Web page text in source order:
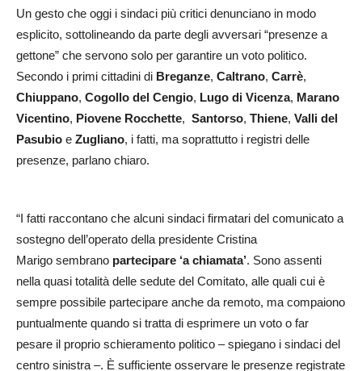
Un gesto che oggi i sindaci più critici denunciano in modo
esplicito, sottolineando da parte degli avversari “presenze a
gettone” che servono solo per garantire un voto politico.
Secondo i primi cittadini di Breganze, Caltrano, Carrè,
Chiuppano, Cogollo del Cengio, Lugo di Vicenza, Marano
Vicentino, Piovene Rocchette, Santorso, Thiene, Valli del
Pasubio e Zugliano, i fatti, ma soprattutto i registri delle
presenze, parlano chiaro.
“I fatti raccontano che alcuni sindaci firmatari del comunicato a
sostegno dell’operato della presidente Cristina
Marigo sembrano partecipare ‘a chiamata’. Sono assenti
nella quasi totalità delle sedute del Comitato, alle quali cui è
sempre possibile partecipare anche da remoto, ma compaiono
puntualmente quando si tratta di esprimere un voto o far
pesare il proprio schieramento politico – spiegano i sindaci del
centro sinistra –. È sufficiente osservare le presenze registrate